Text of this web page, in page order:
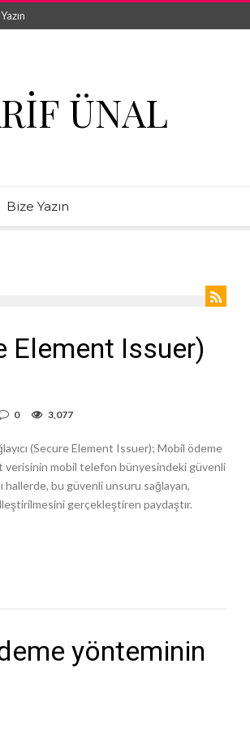
ÜNAL
Bize Yazın
Element Issuer)
0 3,077
(Secure Element Issuer); Mobil ödeme
verisinin mobil telefon bünyesindeki güvenli
hallerde, bu güvenli unsuru sağlayan,
gerçekleştiren paydaştır.
yönteminin